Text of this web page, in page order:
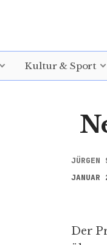
Kultur & Sport
JÜRGEN
Der